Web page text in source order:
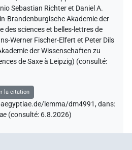
Sebastian Richter et Daniel A.
Brandenburgische Akademie der
des sciences et belles-lettres de
Werner Fischer-Elfert et Peter Dils
der Wissenschaften zu
de Saxe à Leipzig) (consulté:
la citation
lemma/dm4991,dans:
(consulté: 6.8.2026)